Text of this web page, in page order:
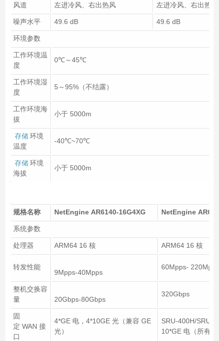
风道 左进冷风、右出热风 左进冷风、右出热风
噪声水平 49.6 dB 49.6 dB
环境参数
工作环境温
度
0℃～45℃
工作环境湿
度
5～95%（不结露）
工作环境海
拔
小于 5000m
存储 环境
温度
-40℃~70℃
存储 环境
海拔
小于 5000m
规格名称 NetEngine AR6140-16G4XG NetEngine
系统参数
处理器 ARM64 16 核 ARM64 16 核
转发性能
9Mpps-40Mpps
60Mpps- 220Mpps
整机交换容
量
20Gbps-80Gbps
320Gbps
固
定 WAN 接
口
4*GE 电，4*10GE 光（兼容 GE
光）
SRU-400H/SRU-
10*GE 电（所有